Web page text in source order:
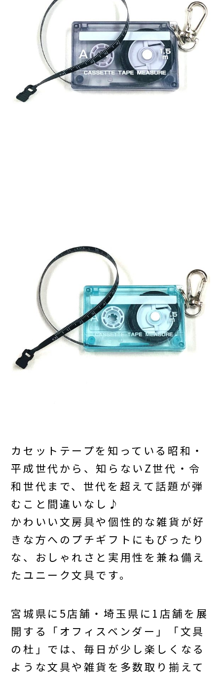
カセットテープを知っている昭和・
平成世代から、知らないZ世代・令
和世代まで、世代を超えて話題が弾
むこと間違いなし♪
かわいい文房具や個性的な雑貨が好
きな方へのプチギフトにもぴったり
な、おしゃれさと実用性を兼ね備え
たユニーク文具です。
宮城県に5店舗・埼玉県に1店舗を展
開する「オフィスベンダー」「文具
の杜」では、毎日が少し楽しくなる
ような文具や雑貨を多数取り揃えて